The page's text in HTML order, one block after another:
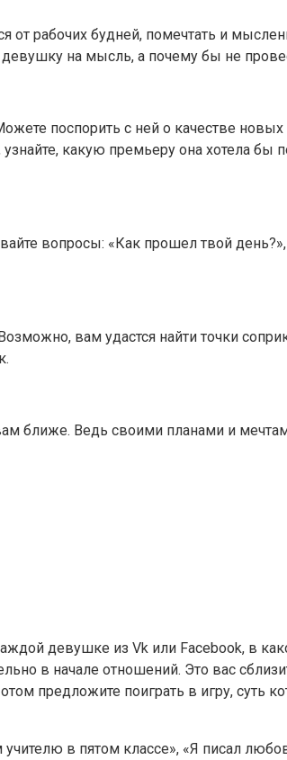
от рабочих будней, помечтать и
на мысль, а почему бы не
поспорить с ней о качестве
какую премьеру она хотела бы
вопросы: «Как прошел твой
вам удастся найти точки
ближе. Ведь своими планами и
девушке из Vk или Facebook, в
в начале отношений. Это вас
предложите поиграть в игру, суть
в пятом классе», «Я писал